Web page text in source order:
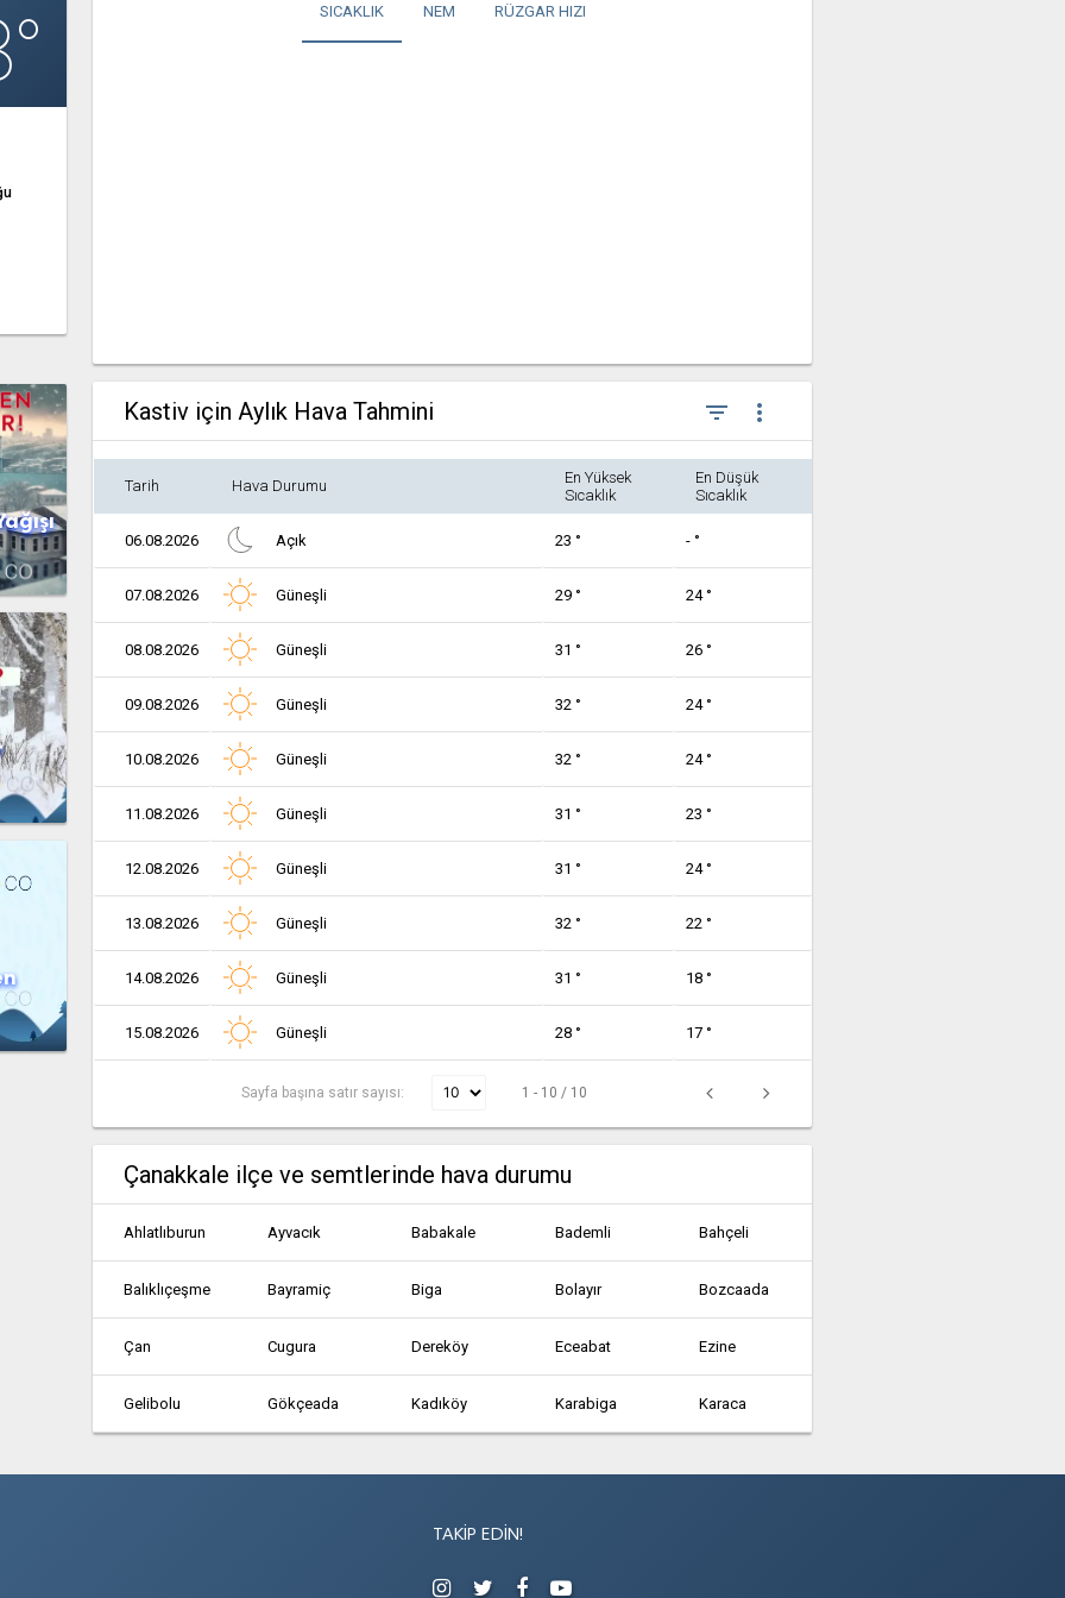
SICAKLIK NEM RÜZGAR HIZI
Kastiv için Aylık Hava Tahmini filter_list more_vert
Tarih Hava Durumu
En Yüksek
Sıcaklık
En Düşük
Sıcaklık
06.08.2026 Açık 23 ° - °
07.08.2026 Güneşli 29 ° 24 °
08.08.2026 Güneşli 31 ° 26 °
09.08.2026 Güneşli 32 ° 24 °
10.08.2026 Güneşli 32 ° 24 °
11.08.2026 Güneşli 31 ° 23 °
12.08.2026 Güneşli 31 ° 24 °
13.08.2026 Güneşli 32 ° 22 °
14.08.2026 Güneşli 31 ° 18 °
15.08.2026 Güneşli 28 ° 17 °
Sayfa başına satır sayısı: 1 - 10 / 10
Çanakkale ilçe ve semtlerinde hava durumu
Ahlatlıburun Ayvacık Babakale Bademli Bahçeli
Balıklıçeşme Bayramiç Biga Bolayır Bozcaada
Çan Cugura Dereköy Eceabat Ezine
Gelibolu Gökçeada Kadıköy Karabiga Karaca
Yenice
TAKIP EDIN!